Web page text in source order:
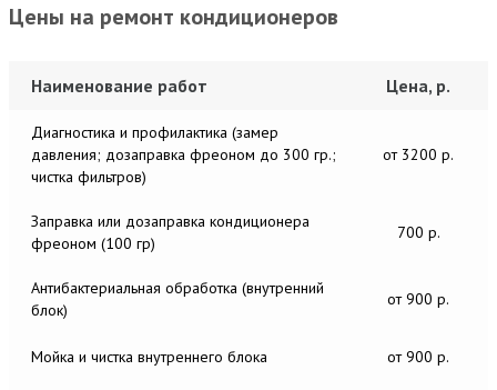
Цены на ремонт кондиционеров
Наименование работ Цена, р.
Диагностика и профилактика (замер
давления; дозаправка фреоном до 300 гр.;
чистка фильтров)
от 3200 р.
Заправка или дозаправка кондиционера
фреоном (100 гр)
700 р.
Антибактериальная обработка (внутренний
блок)
от 900 р.
Мойка и чистка внутреннего блока от 900 р.